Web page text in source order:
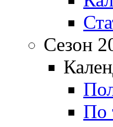
Сезон
По